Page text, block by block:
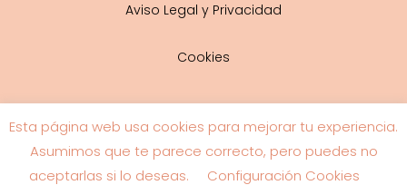
Aviso Legal y Privacidad
Cookies
Guía de tallas
Esta página web usa cookies para mejorar tu experiencia.
Asumimos que te parece correcto, pero puedes no
aceptarlas si lo deseas.
Configuración Cookies